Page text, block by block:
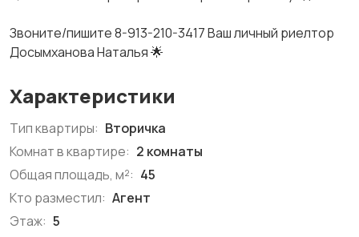
Звоните/пишите 8-913-210-3417 Ваш личный риелтор
Досымханова Наталья 🌟
Характеристики
Тип квартиры: Вторичка
Комнат в квартире: 2 комнаты
Общая площадь, м²: 45
Кто разместил: Агент
Этаж: 5